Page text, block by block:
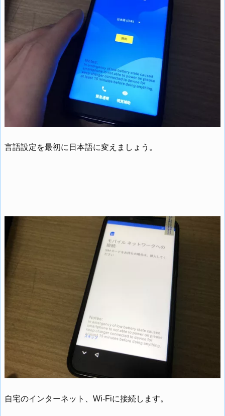
言語設定を最初に日本語に変えましょう。
自宅のインターネット、Wi-Fiに接続します。